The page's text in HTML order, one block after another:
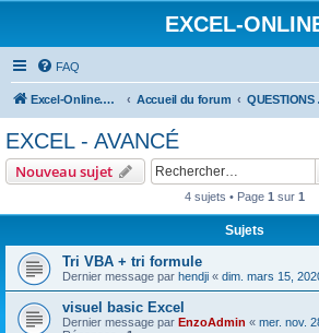
EXCEL-
FAQ
Excel-Online.net Accueil du forum
EXCEL - AVANCÉ
Nouveau sujet
4 sujets • Page 1 sur 1
Sujets
Tri VBA + tri formule
Dernier message par hendji « dim. mars 15,
visuel basic Excel
Dernier message par EnzoAdmin « mer. nov.